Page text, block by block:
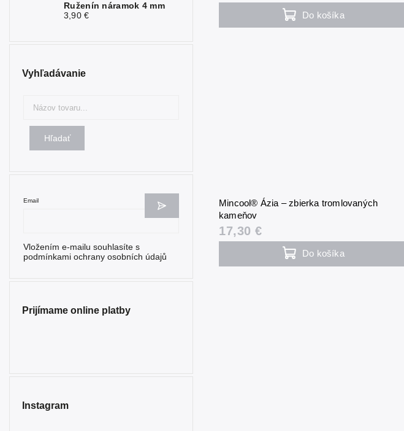
Ruženín náramok 4 mm
3,90 €
Vyhľadávanie
Hľadať
Email
Vložením e-mailu souhlasíte s
podmínkami ochrany osobních údajů
Prijímame online platby
Instagram
Do košíka
Mincool® Ázia – zbierka tromlovaných
kameňov
17,30 €
Do košíka